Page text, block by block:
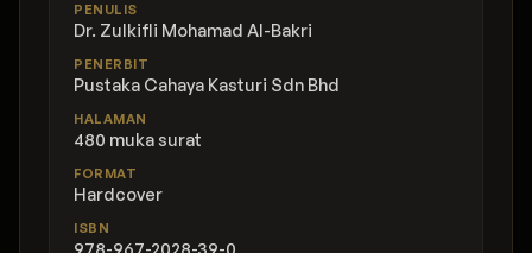
PENULIS
Dr. Zulkifli Mohamad Al-Bakri
PENERBIT
Pustaka Cahaya Kasturi Sdn Bhd
HALAMAN
480 muka surat
FORMAT
Hardcover
ISBN
978-967-2028-39-0